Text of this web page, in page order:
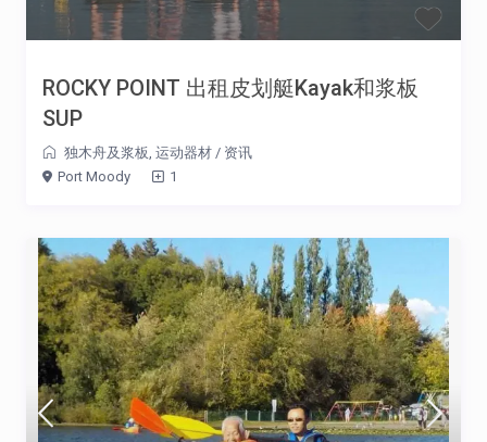
ROCKY POINT 出租皮划艇Kayak和浆板
SUP
独木舟及浆板, 运动器材 / 资讯
Port Moody
1